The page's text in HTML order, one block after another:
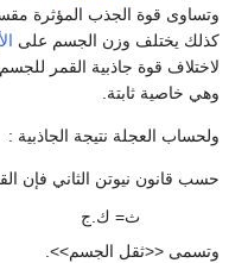
وتساوى قوة الجذب المؤثرة
كذلك يختلف وزن الجسم على
لاختلاف قوة جاذبية القمر
وهي خاصية ثابتة.
ولحساب العجلة نتيجة الجاذبية :
حسب قانون نيوتن الثاني فإن
ث= ك.ج
وتسمى <<ثقل الجسم>>.